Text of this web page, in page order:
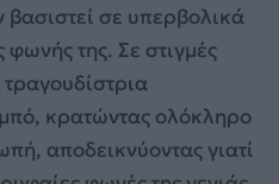
σε υπερβολικά
της. Σε στιγμές
κρατώντας ολόκληρο
αποδεικνύοντας γιατί